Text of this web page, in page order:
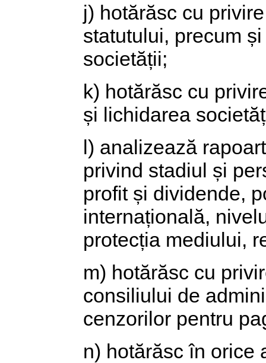
j) hotărăsc cu
statutului, precum
societății;
k) hotărăsc cu
și lichidarea
l) analizează
privind stadiul și
profit și dividende,
internațională,
protecția mediului,
m) hotărăsc cu
consiliului de
cenzorilor pentru
n) hotărăsc în orice